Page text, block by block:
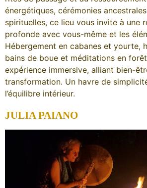
énergétiques, cérémonies
spirituelles, ce lieu vous invite à une
profonde avec vous-même et les
Hébergement en cabanes et yourte,
bains de boue et méditations en
expérience immersive, alliant bien-
transformation. Un havre de
l’équilibre intérieur.
JULIA PAIANO